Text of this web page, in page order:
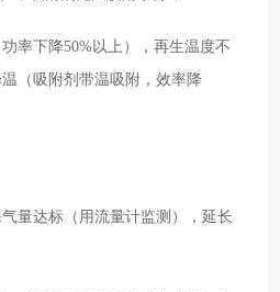
率下降50%以上），再生温度不
（吸附剂带温吸附，效率降
量达标（用流量计监测），延长